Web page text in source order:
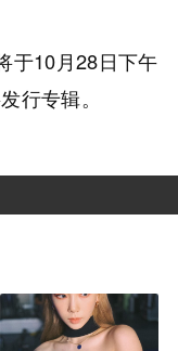
于10月28日下午
行专辑。